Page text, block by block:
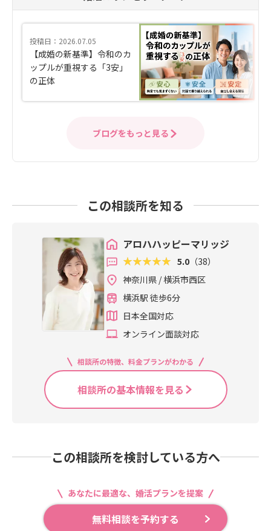
投稿日：2026.07.05
【成婚の新基準】令和のカ
ップルが重視する「3安」
の正体
ブログをもっと見る
この相談所を知る
アロハハッピーマリッジ
5.0 （38）
神奈川県 / 横浜市西区
横浜駅 徒歩6分
日本全国対応
オンライン面談対応
相談所の特徴、料金プランがわかる
相談所の基本情報を見る
この相談所を検討している方へ
あなたに最適な、婚活プランを提案
無料相談を予約する